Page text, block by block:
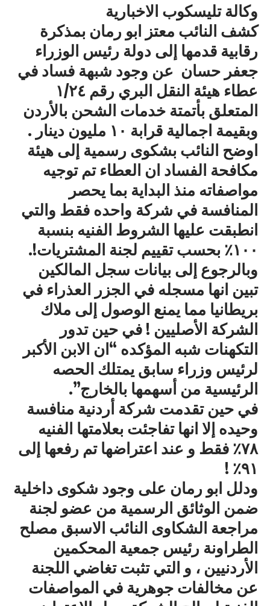
وكالة تليسكوب الاخبارية
كشف النائب معتز ابو رمان بمذكرة
رقابية قدمها إلى دولة رئيس الوزراء
جعفر حسان عن وجود شبهة فساد في
عطاء هيئة النقل البري رقم ١/٢٤
المتعلق بأتمتة خدمات الشحن بالأردن
وبقيمة اجمالية قرابة ١٠ مليون دينار .
اوضح النائب بشكوى رسمية إلى هيئة
مكافحة الفساد ان العطاء تم توجيه
مواصفاته منذ البداية بما يحصر
المنافسة في شركة واحده فقط والتي
انطبقت عليها الشروط الفنيه بنسبة
١٠٠٪؜ بحسب تقييم لجنة المشتريات!.
وبالرجوع إلى بيانات سجل المالكين
تبين انها مسجله في الجزر العذراء في
بريطانيا مما يمنع الوصول إلى ملاك
الشركة الأصليين ! في حين تدور
التكهنات شبه المؤكده “ان الابن الأكبر
لرئيس وزراء سابق يمتلك الحصه
الرئيسية من أسهمها بالخارج”.
في حين تقدمت شركة أردنية منافسة
وحيده إلا انها تفاجئت بعلامتها الفنيه
٧٨٪؜ فقط و عند اعتراضها تم رفعها إلى
٩١٪؜ !
ودلل ابو رمان على وجود شكوى داخلية
ضمن الوثائق الرسمية من عضو لجنة
مراجعة الشكاوى النائب الاسبق مصلح
الطراونة رئيس جمعية المحكمين
الأردنيين ، و التي تثبت تغاضي اللجنة
عن مخالفات جوهرية في المواصفات